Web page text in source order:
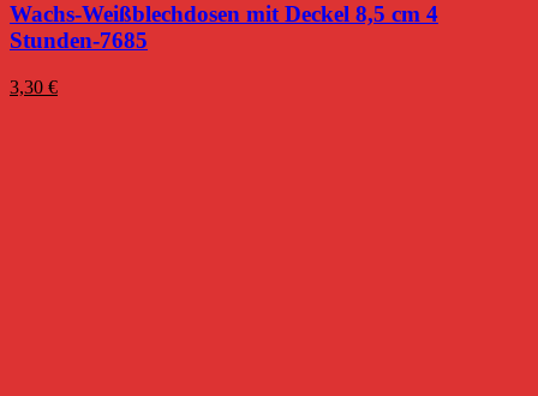
Wachs-Weißblechdosen mit Deckel 8,5 cm 4
Stunden-7685
3,30 €